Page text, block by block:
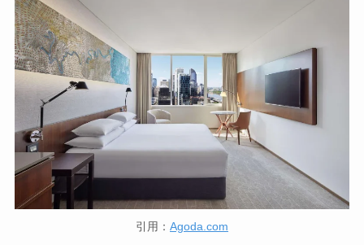
引用： Agoda.com